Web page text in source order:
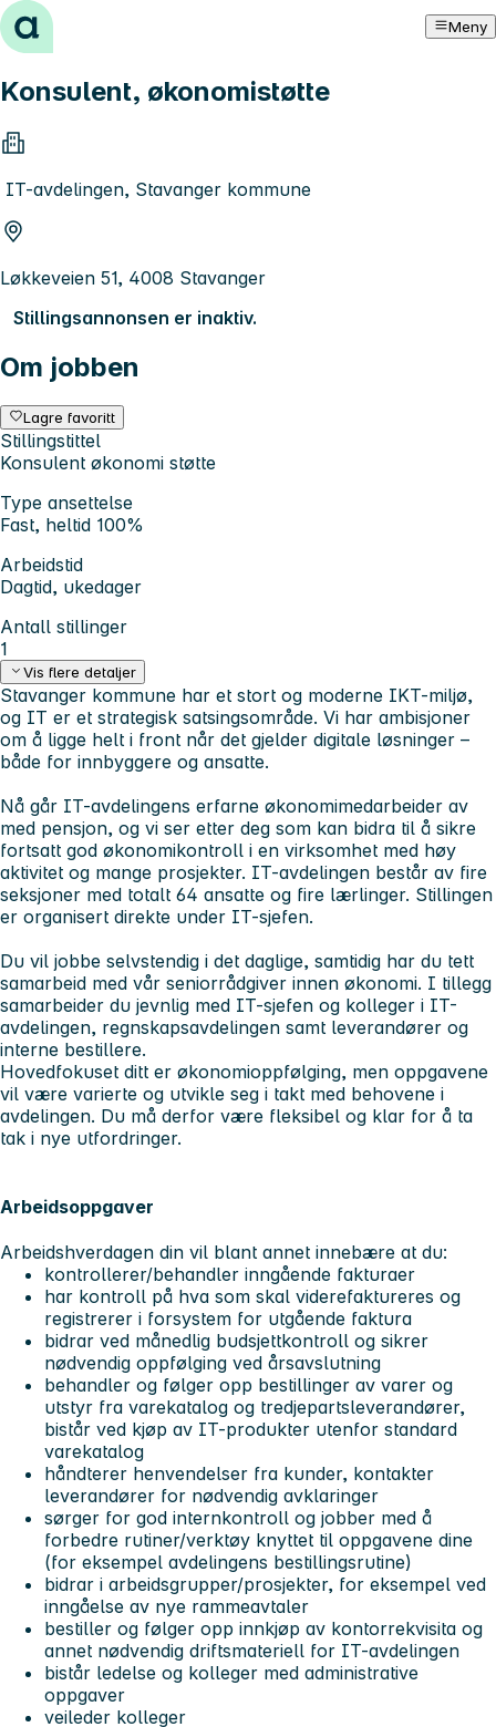
Hopp til innhold Meny
Konsulent, økonomistøtte
IT-avdelingen, Stavanger kommune
Løkkeveien 51, 4008 Stavanger
Stillingsannonsen er inaktiv.
Om jobben
Lagre favoritt
Stillingstittel
Konsulent økonomi støtte
Type ansettelse
Fast, heltid 100%
Arbeidstid
Dagtid, ukedager
Antall stillinger
1
Vis flere detaljer
Stavanger kommune har et stort og moderne IKT-miljø,
og IT er et strategisk satsingsområde. Vi har ambisjoner
om å ligge helt i front når det gjelder digitale løsninger –
både for innbyggere og ansatte.
Nå går IT-avdelingens erfarne økonomimedarbeider av
med pensjon, og vi ser etter deg som kan bidra til å sikre
fortsatt god økonomikontroll i en virksomhet med høy
aktivitet og mange prosjekter. IT-avdelingen består av fire
seksjoner med totalt 64 ansatte og fire lærlinger. Stillingen
er organisert direkte under IT-sjefen.
Du vil jobbe selvstendig i det daglige, samtidig har du tett
samarbeid med vår seniorrådgiver innen økonomi. I tillegg
samarbeider du jevnlig med IT-sjefen og kolleger i IT-
avdelingen, regnskapsavdelingen samt leverandører og
interne bestillere.
Hovedfokuset ditt er økonomioppfølging, men oppgavene
vil være varierte og utvikle seg i takt med behovene i
avdelingen. Du må derfor være fleksibel og klar for å ta
tak i nye utfordringer.
Arbeidsoppgaver
Arbeidshverdagen din vil blant annet innebære at du:
kontrollerer/behandler inngående fakturaer
har kontroll på hva som skal viderefaktureres og
registrerer i forsystem for utgående faktura
bidrar ved månedlig budsjettkontroll og sikrer
nødvendig oppfølging ved årsavslutning
behandler og følger opp bestillinger av varer og
utstyr fra varekatalog og tredjepartsleverandører,
bistår ved kjøp av IT-produkter utenfor standard
varekatalog
håndterer henvendelser fra kunder, kontakter
leverandører for nødvendig avklaringer
sørger for god internkontroll og jobber med å
forbedre rutiner/verktøy knyttet til oppgavene dine
(for eksempel avdelingens bestillingsrutine)
bidrar i arbeidsgrupper/prosjekter, for eksempel ved
inngåelse av nye rammeavtaler
bestiller og følger opp innkjøp av kontorrekvisita og
annet nødvendig driftsmateriell for IT-avdelingen
bistår ledelse og kolleger med administrative
oppgaver
veileder kolleger